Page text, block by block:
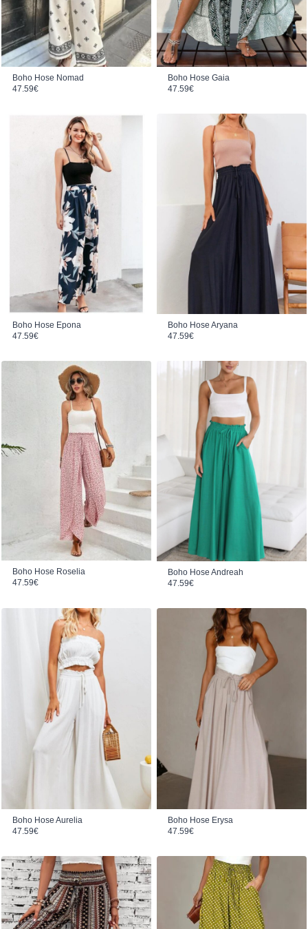
Boho Hose Nomad
47.59€
Boho Hose Gaia
47.59€
Boho Hose Epona
47.59€
Boho Hose Aryana
47.59€
Boho Hose Roselia
47.59€
Boho Hose Andreah
47.59€
Boho Hose Aurelia
47.59€
Boho Hose Erysa
47.59€